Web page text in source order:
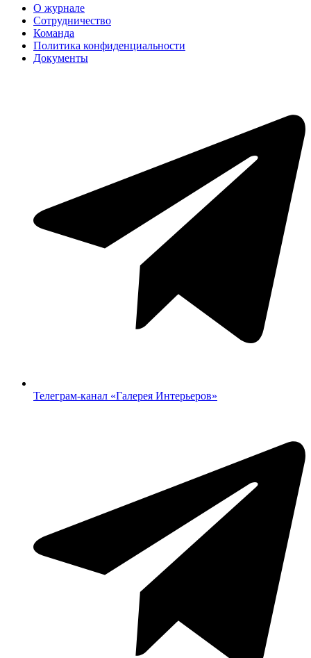
О журнале
Сотрудничество
Команда
Политика конфиденциальности
Документы
Телеграм-канал «‎Галерея Интерьеров»‎